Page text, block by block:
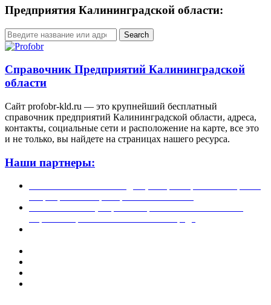
Предприятия Калининградской области:
Search
Справочник Предприятий Калининградской
области
Сайт profobr-kld.ru — это крупнейший бесплатный
справочник предприятий Калининградской области, адреса,
контакты, социальные сети и расположение на карте, все это
и не только, вы найдете на страницах нашего ресурса.
Наши партнеры: